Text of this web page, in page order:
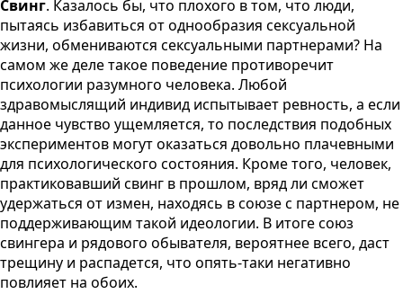
Свинг. Казалось бы, что плохого в том, что люди,
пытаясь избавиться от однообразия сексуальной
жизни, обмениваются сексуальными партнерами? На
самом же деле такое поведение противоречит
психологии разумного человека. Любой
здравомыслящий индивид испытывает ревность, а если
данное чувство ущемляется, то последствия подобных
экспериментов могут оказаться довольно плачевными
для психологического состояния. Кроме того, человек,
практиковавший свинг в прошлом, вряд ли сможет
удержаться от измен, находясь в союзе с партнером, не
поддерживающим такой идеологии. В итоге союз
свингера и рядового обывателя, вероятнее всего, даст
трещину и распадется, что опять-таки негативно
повлияет на обоих.